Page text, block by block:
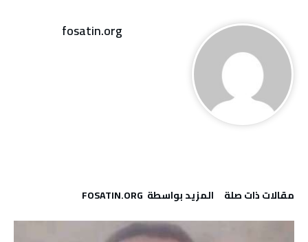
fosatin.org
‫مقالات ذات صلة‬ ‫‫المزيد بواسطة‬ ‬ FOSATIN.ORG